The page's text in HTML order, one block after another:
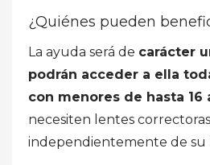
¿Quiénes pueden
La ayuda será de carácter
podrán acceder a ella
con menores de hasta 16
necesiten lentes
independientemente de su